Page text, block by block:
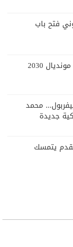
فتح باب
2030
محمد
جديدة
يتمسك